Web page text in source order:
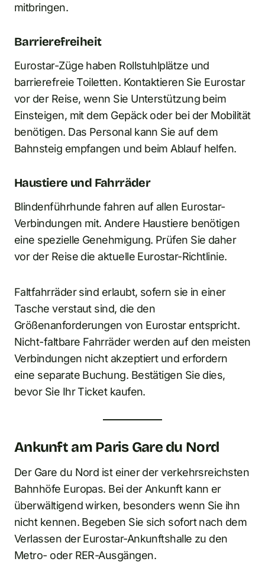
mitbringen.
Barrierefreiheit
Eurostar-Züge haben Rollstuhlplätze und
barrierefreie Toiletten. Kontaktieren Sie Eurostar
vor der Reise, wenn Sie Unterstützung beim
Einsteigen, mit dem Gepäck oder bei der Mobilität
benötigen. Das Personal kann Sie auf dem
Bahnsteig empfangen und beim Ablauf helfen.
Haustiere und Fahrräder
Blindenführhunde fahren auf allen Eurostar-
Verbindungen mit. Andere Haustiere benötigen
eine spezielle Genehmigung. Prüfen Sie daher
vor der Reise die aktuelle Eurostar-Richtlinie.
Faltfahrräder sind erlaubt, sofern sie in einer
Tasche verstaut sind, die den
Größenanforderungen von Eurostar entspricht.
Nicht-faltbare Fahrräder werden auf den meisten
Verbindungen nicht akzeptiert und erfordern
eine separate Buchung. Bestätigen Sie dies,
bevor Sie Ihr Ticket kaufen.
Ankunft am Paris Gare du Nord
Der Gare du Nord ist einer der verkehrsreichsten
Bahnhöfe Europas. Bei der Ankunft kann er
überwältigend wirken, besonders wenn Sie ihn
nicht kennen. Begeben Sie sich sofort nach dem
Verlassen der Eurostar-Ankunftshalle zu den
Metro- oder RER-Ausgängen.